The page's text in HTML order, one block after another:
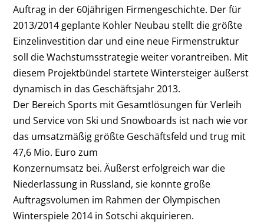
Auftrag in der 60jährigen Firmengeschichte. Der für
2013/2014 geplante Kohler Neubau stellt die größte
Einzelinvestition dar und eine neue Firmenstruktur
soll die Wachstumsstrategie weiter vorantreiben. Mit
diesem Projektbündel startete Wintersteiger äußerst
dynamisch in das Geschäftsjahr 2013.
Der Bereich Sports mit Gesamtlösungen für Verleih
und Service von Ski und Snowboards ist nach wie vor
das umsatzmäßig größte Geschäftsfeld und trug mit
47,6 Mio. Euro zum
Konzernumsatz bei. Äußerst erfolgreich war die
Niederlassung in Russland, sie konnte große
Auftragsvolumen im Rahmen der Olympischen
Winterspiele 2014 in Sotschi akquirieren.